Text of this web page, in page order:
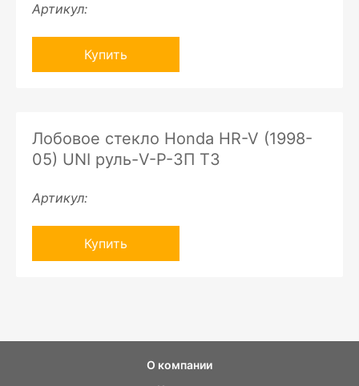
Артикул:
Купить
Лобовое стекло Honda HR-V (1998-
05) UNI руль-V-P-ЗП ТЗ
Артикул:
Купить
О компании